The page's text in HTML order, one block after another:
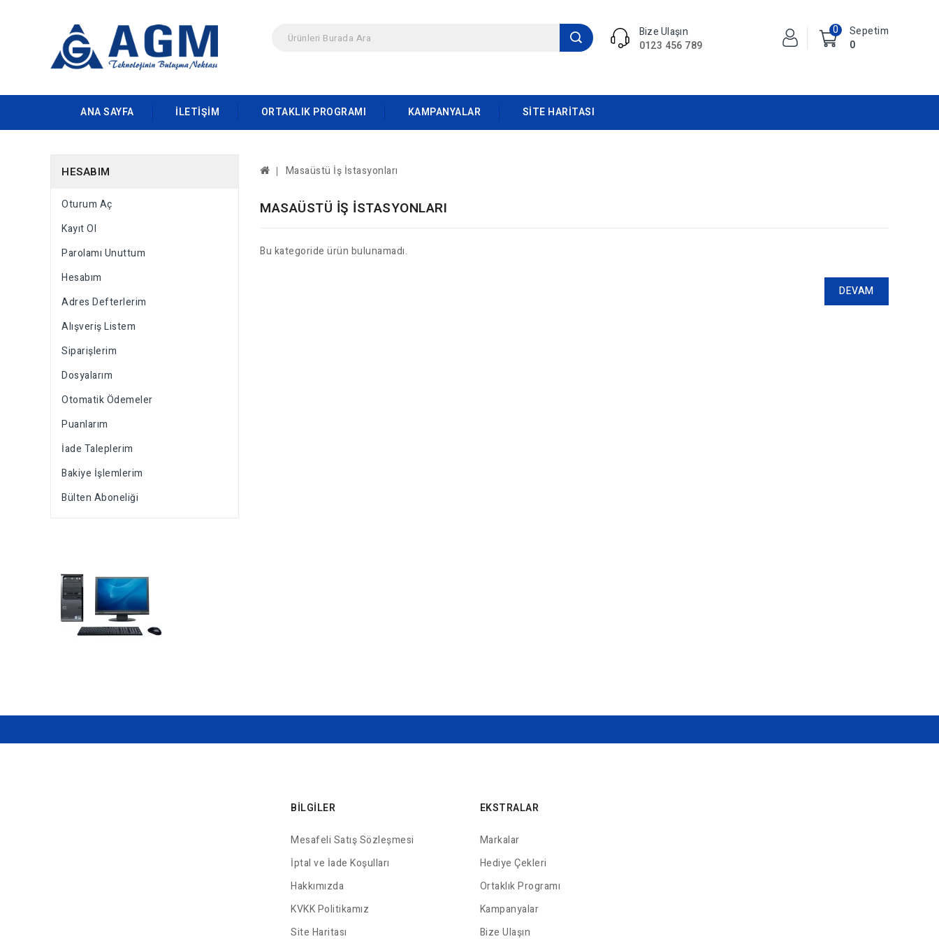
Sepetim
0
0
Bize Ulaşın
0123 456 789
ANA SAYFA İLETIŞIM ORTAKLIK PROGRAMI KAMPANYALAR SITE HARITASI
HESABIM
Oturum Aç
Kayıt Ol
Parolamı Unuttum
Hesabım
Adres Defterlerim
Alışveriş Listem
Siparişlerim
Dosyalarım
Otomatik Ödemeler
Puanlarım
İade Taleplerim
Bakiye İşlemlerim
Bülten Aboneliği
Masaüstü İş İstasyonları
MASAÜSTÜ İŞ İSTASYONLARI
Bu kategoride ürün bulunamadı.
DEVAM
BILGILER
Mesafeli Satış Sözleşmesi
İptal ve İade Koşulları
Hakkımızda
KVKK Politikamız
Site Haritası
EKSTRALAR
Markalar
Hediye Çekleri
Ortaklık Programı
Kampanyalar
Bize Ulaşın